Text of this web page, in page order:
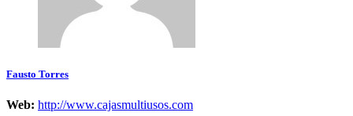
Fausto Torres
Web: http://www.cajasmultiusos.com